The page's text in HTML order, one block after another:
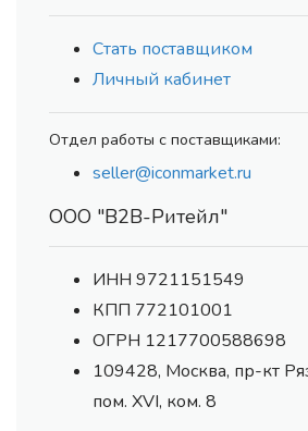
Стать поставщиком
Личный кабинет
Отдел работы с поставщиками:
seller@iconmarket.ru
ООО "В2В-Ритейл"
ИНН 9721151549
КПП 772101001
ОГРН 1217700588698
109428, Москва, пр-кт
пом. XVI, ком. 8